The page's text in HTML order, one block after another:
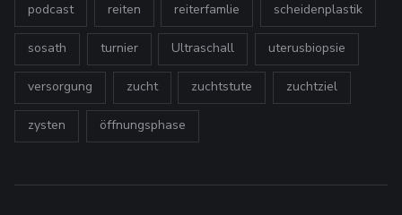
podcast reiten reiterfamlie scheidenplastik
sosath turnier Ultraschall uterusbiopsie
versorgung zucht zuchtstute zuchtziel
zysten öffnungsphase